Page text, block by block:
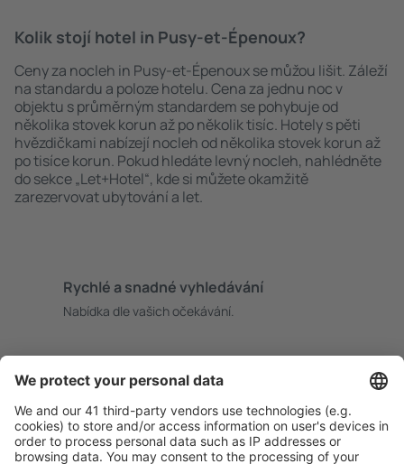
Kolik stojí hotel in Pusy-et-Épenoux?
Ceny za nocleh in Pusy-et-Épenoux se můžou lišit. Záleží
na standardu a poloze hotelu. Cena za jednu noc v
objektu s průměrným standardem se pohybuje od
několika stovek korun až po několik tisíc. Hotely s pěti
hvězdičkami nabízejí nocleh od několika stovek korun až
po tisíce korun. Pokud hledáte levný nocleh, nahlédněte
do sekce „Let+Hotel“, kde si můžete okamžitě
zarezervovat ubytování a let.
Rychlé a snadné vyhledávání
Nabídka dle vašich očekávání.
Bezproblémová rezervace s možností bezplatného
zrušení.
S námi ušetříte